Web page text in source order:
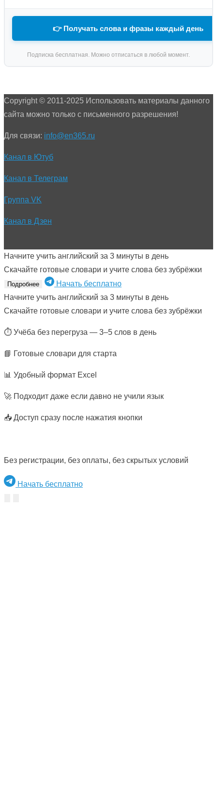
👉 Получать слова и фразы каждый день
Подписка бесплатная. Можно отписаться в любой момент.
Copyright © 2011-2025 Использовать материалы данного
сайта можно только с письменного разрешения!
Для связи: info@en365.ru
Канал в Ютуб
Канал в Телеграм
Группа VK
Канал в Дзен
Начните учить английский за 3 минуты в день
Скачайте готовые словари и учите слова без зубрёжки
Подробнее
Начать бесплатно
Начните учить английский за 3 минуты в день
Скачайте готовые словари и учите слова без зубрёжки
⏱ Учёба без перегруза — 3–5 слов в день
📘 Готовые словари для старта
📊 Удобный формат Excel
🚀 Подходит даже если давно не учили язык
📥 Доступ сразу после нажатия кнопки
Без регистрации, без оплаты, без скрытых условий
Начать бесплатно